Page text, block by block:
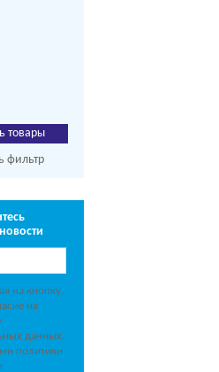
фильтр
на кнопку,
на
данных.
политики